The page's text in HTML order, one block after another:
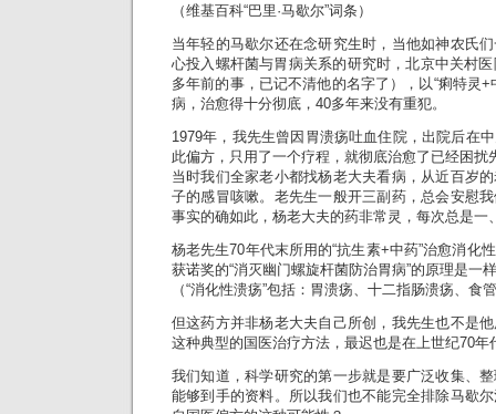
（维基百科“巴里·马歇尔”词条）
当年轻的马歇尔还在念研究生时，当他如神农氏
心投入螺杆菌与胃病关系的研究时，北京中关村
多年前的事，已记不清他的名字了），以“痢特灵
病，治愈得十分彻底，40多年来没有重犯。
1979年，我先生曾因胃溃疡吐血住院，出院后在
此偏方，只用了一个疗程，就彻底治愈了已经困扰
当时我们全家老小都找杨老大夫看病，从近百岁
子的感冒咳嗽。老先生一般开三副药，总会安慰
事实的确如此，杨老大夫的药非常灵，每次总是一
杨老先生70年代末所用的“抗生素+中药”治愈消化
获诺奖的“消灭幽门螺旋杆菌防治胃病”的原理是一
（“消化性溃疡”包括：胃溃疡、十二指肠溃疡、食
但这药方并非杨老大夫自己所创，我先生也不是
这种典型的国医治疗方法，最迟也是在上世纪70
我们知道，科学研究的第一步就是要广泛收集、
能够到手的资料。所以我们也不能完全排除马歇